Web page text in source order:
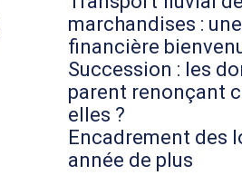
marchandises :
financière
Succession : les
parent renonçant
elles ?
Encadrement des
année de plus